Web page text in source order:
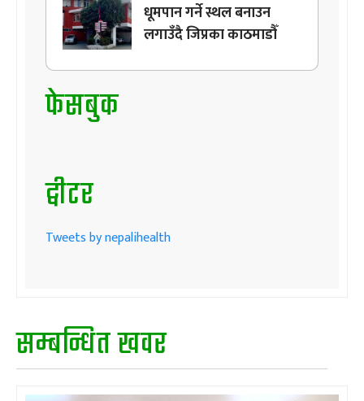
धूमपान गर्ने स्थल बनाउन
लगाउँदै जिप्रका काठमाडौँ
फेसबुक
ट्वीटर
Tweets by nepalihealth
सम्बन्धित खवर